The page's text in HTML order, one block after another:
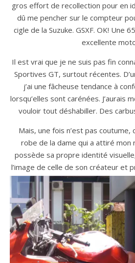
gros effort de recollection pour en
dû me pencher sur le compteur
cigle de la Suzuke. GSXF. OK! Une
excellente
Il est vrai que je ne suis pas fin
Sportives GT, surtout récentes.
j’ai une fâcheuse tendance à
lorsqu’elles sont carénées. J’aurais
vouloir tout déshabiller. Des
Mais, une fois n’est pas coutume,
robe de la dame qui a attiré mon
possède sa propre identité
l’image de celle de son créateur et